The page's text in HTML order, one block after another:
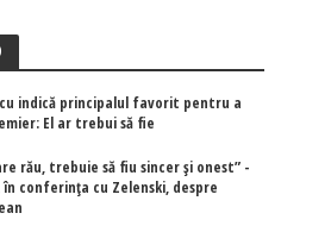
indică principalul favorit pentru a
El ar trebui să fie
rău, trebuie să fiu sincer și onest” -
conferința cu Zelenski, despre